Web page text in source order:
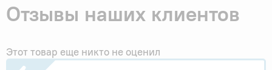
Отзывы наших клиентов
Этот товар еще никто не оценил